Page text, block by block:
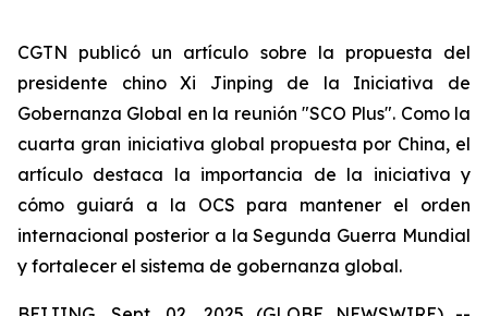
CGTN publicó un artículo sobre la propuesta del
presidente chino Xi Jinping de la Iniciativa de
Gobernanza Global en la reunión "SCO Plus". Como la
cuarta gran iniciativa global propuesta por China, el
artículo destaca la importancia de la iniciativa y
cómo guiará a la OCS para mantener el orden
internacional posterior a la Segunda Guerra Mundial
y fortalecer el sistema de gobernanza global.